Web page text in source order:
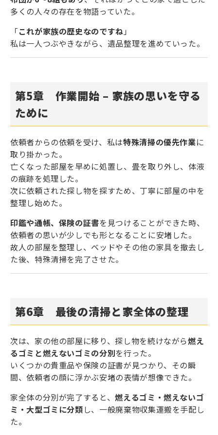
多くの人々の存在を物語っていた。
「これが家族の歴史なのですね 」
私は一人つぶやきながら、遺品整理を進めていった。
第5章 作業開始 – 家族の思いを守る
ために
依頼者からの依頼を受け、私は特殊清掃の優先作業に
取り掛かった。
亡くなった部屋を早めに処置し、畳を取り外し、体液
の痕跡を処理した。
次に依頼された探し物を探すため、丁寧に部屋の中を
整理し始めた。
印鑑や通帳、保険の証書を見つけることができた時、
依頼者の思いが少しでも形となることに安堵した。
故人の部屋を整理し、ベッドやその他の家具を撤去し
た後、特殊清掃を完了させた。
第6章 最後の清掃と家全体の整理
次は、家の他の部屋に移り、探し物を続けながら燃え
るゴミと燃えないゴミの分別を行った。
いくつかの貴重品や保険の証書が見つかり、その瞬
間、依頼者の顔に浮かぶ安堵の表情が想像できた。
家全体の分別が完了すると、燃えるゴミ・燃えないゴ
ミ・大型ゴミに分類し、一般廃棄物収集運搬を手配し
た。